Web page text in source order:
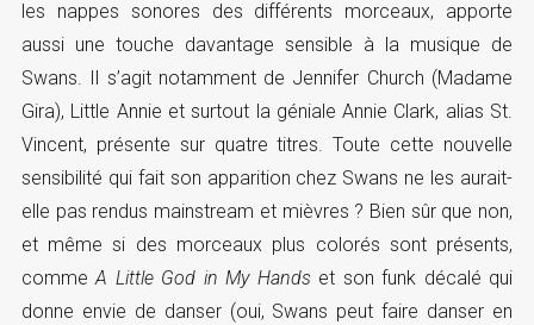
les nappes sonores des différents morceaux, apporte
aussi une touche davantage sensible à la musique de
Swans. Il s’agit notamment de Jennifer Church (Madame
Gira), Little Annie et surtout la géniale Annie Clark, alias St.
Vincent, présente sur quatre titres. Toute cette nouvelle
sensibilité qui fait son apparition chez Swans ne les aurait-
elle pas rendus mainstream et mièvres ? Bien sûr que non,
et même si des morceaux plus colorés sont présents,
commeA Little God in My Hands et son funk décalé qui
donne envie de danser (oui, Swans peut faire danser en